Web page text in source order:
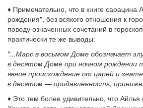
♦ Примечательно, что в книге сарацина
рождения", без всякого отношения к
поводу означенных сочетаний в
практически те же выводы:
"...Марс в восьмом Доме обозначает
в десятом Доме при ночном рождении
явное происхождение от царей и
в десятом — придавленность,
♦ Это тем более удивительно, что Айлья